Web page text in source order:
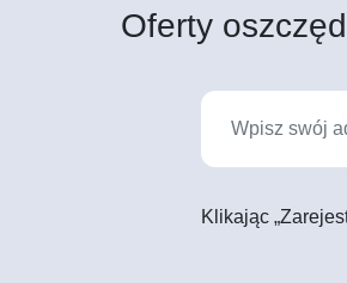
Oferty
Klikając